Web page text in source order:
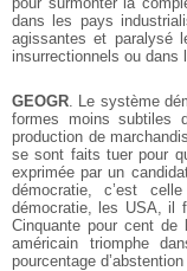
dans les pays
agissantes et paralysé
insurrectionnels ou dans
GEOGR . Le système
formes moins subtiles
production de
se sont faits tuer pour
exprimée par un
démocratie, c’est
démocratie, les USA, il
Cinquante pour cent de
américain triomphe
pourcentage